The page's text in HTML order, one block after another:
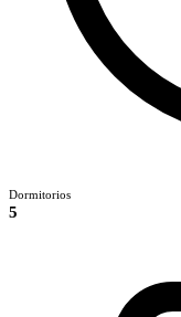
Dormitorios
5